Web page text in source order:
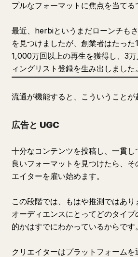
プルなフォーマットに焦点を当てる
最近、herbiというまだローンチも
を見つけましたが、創業者はたっ
1,000万回以上の再生を獲得し、3
ィングリスト登録を生み出しました。
流通が機能すると、こういうことが
広告と UGC
十分なコンテンツを投稿し、一貫
良いフォーマットを見つけたら、そ
エイターを雇い始めます。
この段階では、もはや推測ではあり
オーディエンスにとってどのタイ
的かはすでにわかっているからです。
クリエイターはプラットフォームを